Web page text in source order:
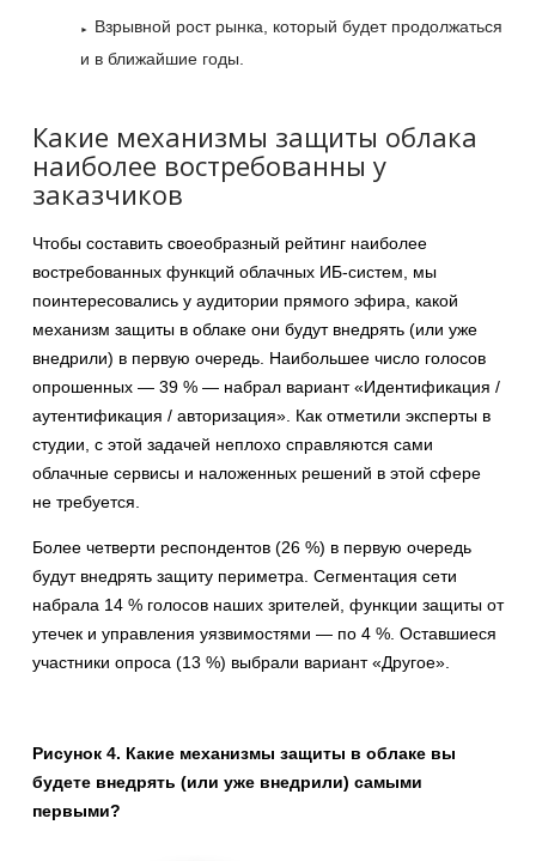
Взрывной рост рынка, который будет продолжаться
и в ближайшие годы.
Какие механизмы защиты облака
наиболее востребованны у
заказчиков
Чтобы составить своеобразный рейтинг наиболее
востребованных функций облачных ИБ-систем, мы
поинтересовались у аудитории прямого эфира, какой
механизм защиты в облаке они будут внедрять (или уже
внедрили) в первую очередь. Наибольшее число голосов
опрошенных — 39 % — набрал вариант «Идентификация /
аутентификация / авторизация». Как отметили эксперты в
студии, с этой задачей неплохо справляются сами
облачные сервисы и наложенных решений в этой сфере
не требуется.
Более четверти респондентов (26 %) в первую очередь
будут внедрять защиту периметра. Сегментация сети
набрала 14 % голосов наших зрителей, функции защиты от
утечек и управления уязвимостями — по 4 %. Оставшиеся
участники опроса (13 %) выбрали вариант «Другое».
Рисунок 4. Какие механизмы защиты в облаке вы
будете внедрять (или уже внедрили) самыми
первыми?